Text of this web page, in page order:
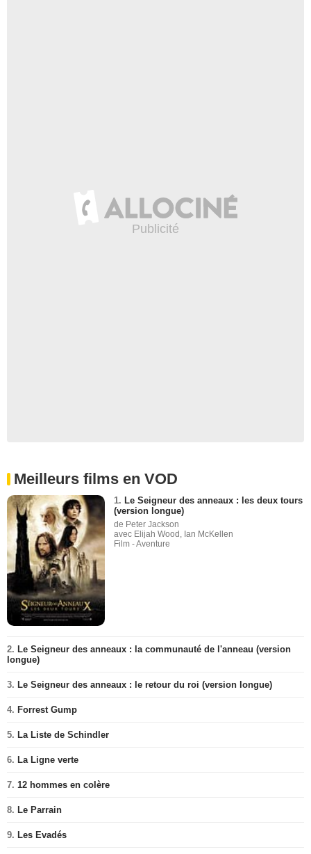
Meilleurs films en VOD
1. Le Seigneur des anneaux : les deux tours
(version longue)
de Peter Jackson
avec Elijah Wood, Ian McKellen
Film - Aventure
2. Le Seigneur des anneaux : la communauté de l'anneau (version
longue)
3. Le Seigneur des anneaux : le retour du roi (version longue)
4. Forrest Gump
5. La Liste de Schindler
6. La Ligne verte
7. 12 hommes en colère
8. Le Parrain
9. Les Evadés